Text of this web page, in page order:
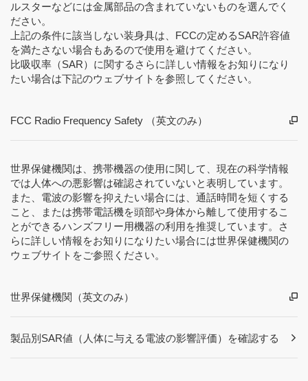
ルスターなどには金属部品の含まれていないものを選んでく
ださい。
上記の条件に該当しない装身具は、FCCの定めるSAR許容値
を満たさない場合もあるので使用を避けてください。
比吸収率（SAR）に関するさらに詳しい情報をお知りになり
たい場合は下記のウェブサイトを参照してください。
FCC Radio Frequency Safety （英文のみ）
世界保健機関は、携帯機器の使用に関して、現在の科学情報
では人体への悪影響は確認されていないと表明しています。
また、電波の影響を抑えたい場合には、通話時間を短くする
こと、または携帯電話機を頭部や身体から離して使用するこ
とができるハンズフリー用機器の利用を推奨しています。さ
らに詳しい情報をお知りになりたい場合には世界保健機関の
ウェブサイトをご参照ください。
世界保健機関（英文のみ）
製品別SAR値（人体に与える電波の影響評価）を確認する